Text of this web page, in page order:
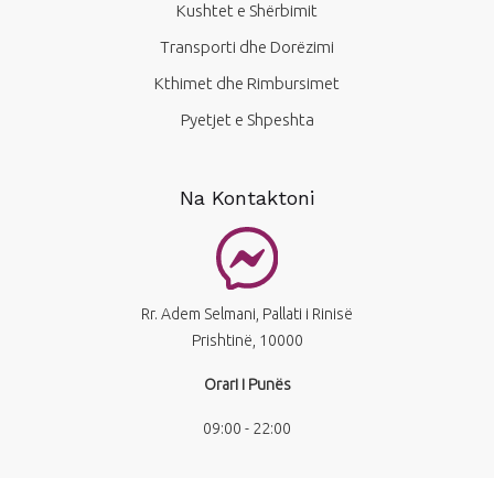
Kushtet e Shërbimit
Transporti dhe Dorëzimi
Kthimet dhe Rimbursimet
Pyetjet e Shpeshta
Na Kontaktoni
Rr. Adem Selmani, Pallati i Rinisë
Prishtinë, 10000
Orari i Punës
09:00 - 22:00